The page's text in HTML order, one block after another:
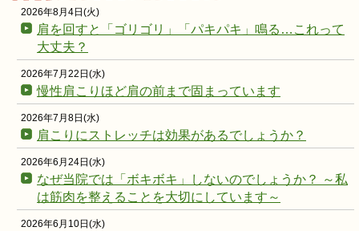
2026年8月4日(火)
肩を回すと「ゴリゴリ」「パキパキ」鳴る…これって
大丈夫？
2026年7月22日(水)
慢性肩こりほど肩の前まで固まっています
2026年7月8日(水)
肩こりにストレッチは効果があるでしょうか？
2026年6月24日(水)
なぜ当院では「ボキボキ」しないのでしょうか？ ～私
は筋肉を整えることを大切にしています～
2026年6月10日(水)